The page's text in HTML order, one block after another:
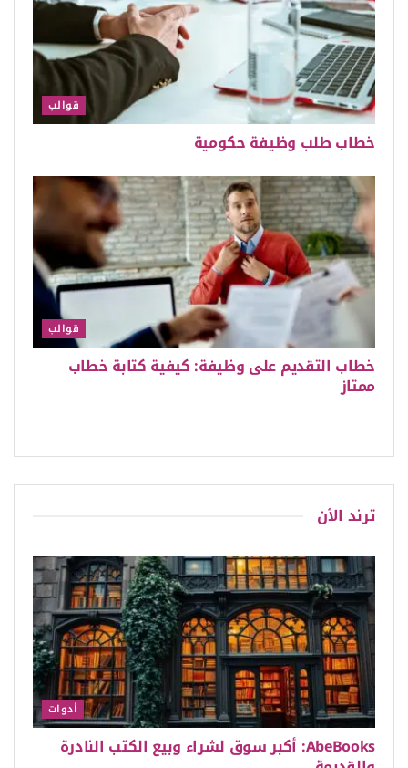
قوالب
خطاب طلب وظيفة حكومية
قوالب
خطاب التقديم على وظيفة: كيفية كتابة خطاب
ممتاز
ترند الٱن
أدوات
AbeBooks: أكبر سوق لشراء وبيع الكتب النادرة